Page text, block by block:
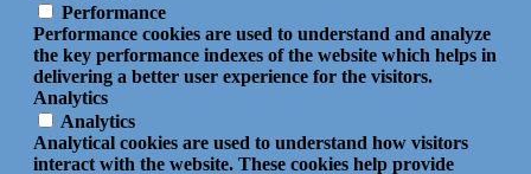
Performance
Performance cookies are used to understand and analyze
the key performance indexes of the website which helps in
delivering a better user experience for the visitors.
Analytics
Analytics
Analytical cookies are used to understand how visitors
interact with the website. These cookies help provide